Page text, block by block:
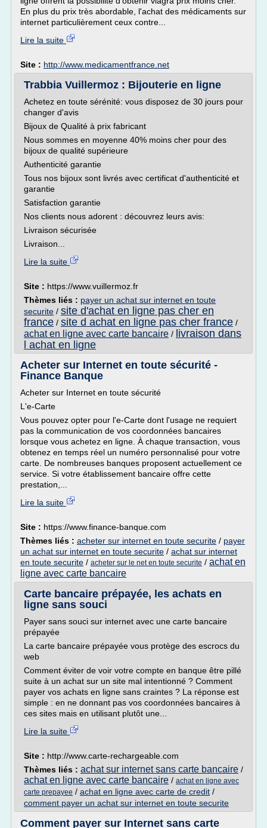
En plus du prix très abordable, l'achat des médicaments sur
internet particulièrement ceux contre...
Lire la suite
Site : http://www.medicamentfrance.net
Trabbia Vuillermoz : Bijouterie en ligne
Achetez en toute sérénité: vous disposez de 30 jours pour
changer d'avis
Bijoux de Qualité à prix fabricant
Nous sommes en moyenne 40% moins cher pour des
bijoux de qualité supérieure
Authenticité garantie
Tous nos bijoux sont livrés avec certificat d'authenticité et
garantie
Satisfaction garantie
Nos clients nous adorent : découvrez leurs avis:
Livraison sécurisée
Livraison...
Lire la suite
Site : https://www.vuillermoz.fr
Thèmes liés : payer un achat sur internet en toute
securite / site d'achat en ligne pas cher en
france / site d achat en ligne pas cher france /
achat en ligne avec carte bancaire / livraison dans
l achat en ligne
Acheter sur Internet en toute sécurité -
Finance Banque
Acheter sur Internet en toute sécurité
L'e-Carte
Vous pouvez opter pour l'e-Carte dont l'usage ne requiert
pas la communication de vos coordonnées bancaires
lorsque vous achetez en ligne. À chaque transaction, vous
obtenez en temps réel un numéro personnalisé pour votre
carte. De nombreuses banques proposent actuellement ce
service. Si votre établissement bancaire offre cette
prestation,...
Lire la suite
Site : https://www.finance-banque.com
Thèmes liés : acheter sur internet en toute securite / payer
un achat sur internet en toute securite / achat sur internet
en toute securite / acheter sur le net en toute securite / achat en
ligne avec carte bancaire
Carte bancaire prépayée, les achats en
ligne sans souci
Payer sans souci sur internet avec une carte bancaire
prépayée
La carte bancaire prépayée vous protège des escrocs du
web
Comment éviter de voir votre compte en banque être pillé
suite à un achat sur un site mal intentionné ? Comment
payer vos achats en ligne sans craintes ? La réponse est
simple : en ne donnant pas vos coordonnées bancaires à
ces sites mais en utilisant plutôt une...
Lire la suite
Site : http://www.carte-rechargeable.com
Thèmes liés : achat sur internet sans carte bancaire /
achat en ligne avec carte bancaire / achat en ligne avec
carte prepayee / achat en ligne avec carte de credit /
comment payer un achat sur internet en toute securite
Comment payer sur Internet sans carte